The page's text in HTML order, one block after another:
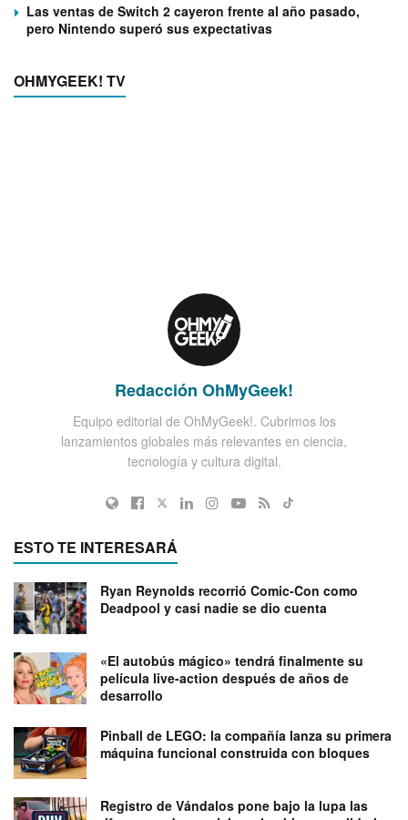
Las ventas de Switch 2 cayeron frente al año pasado,
pero Nintendo superó sus expectativas
OHMYGEEK! TV
Redacción OhMyGeek!
Equipo editorial de OhMyGeek!. Cubrimos los
lanzamientos globales más relevantes en ciencia,
tecnología y cultura digital.
ESTO TE INTERESARÁ
Ryan Reynolds recorrió Comic-Con como
Deadpool y casi nadie se dio cuenta
«El autobús mágico» tendrá finalmente su
película live-action después de años de
desarrollo
Pinball de LEGO: la compañía lanza su primera
máquina funcional construida con bloques
Registro de Vándalos pone bajo la lupa las